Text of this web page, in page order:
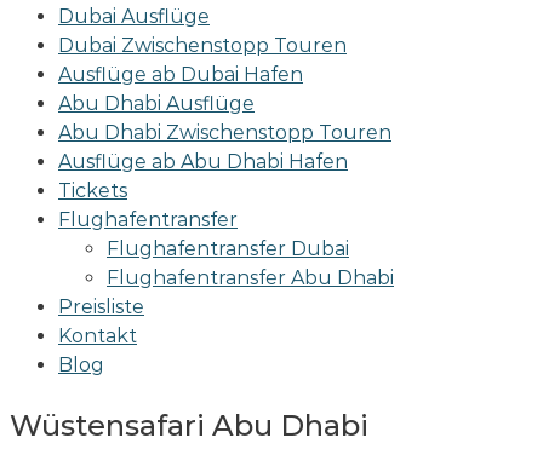
Dubai Ausflüge
Dubai Zwischenstopp Touren
Ausflüge ab Dubai Hafen
Abu Dhabi Ausflüge
Abu Dhabi Zwischenstopp Touren
Ausflüge ab Abu Dhabi Hafen
Tickets
Flughafentransfer
Flughafentransfer Dubai
Flughafentransfer Abu Dhabi
Preisliste
Kontakt
Blog
Wüstensafari Abu Dhabi